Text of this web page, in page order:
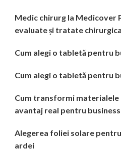
Medic chirurg la Medicover
evaluate și tratate
Cum alegi o tabletă pentru
Cum alegi o tabletă pentru
Cum transformi
avantaj real pentru business
Alegerea foliei solare
ardei